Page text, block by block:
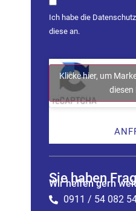
Ich habe die
diese an.
Klicke hier, um
diesen
Sie haben
Wir helfen gern
0911 / 54 082